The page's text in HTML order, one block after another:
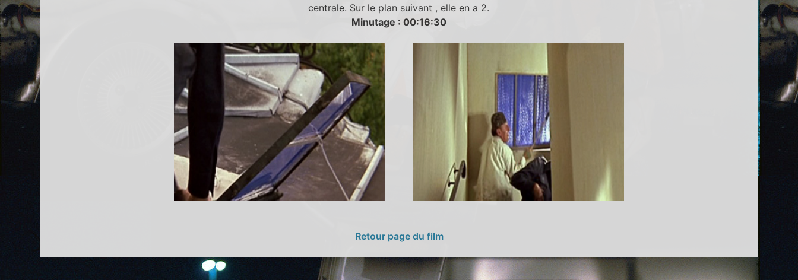
centrale. Sur le plan suivant , elle en a 2.
Minutage : 00:16:30
Retour page du film